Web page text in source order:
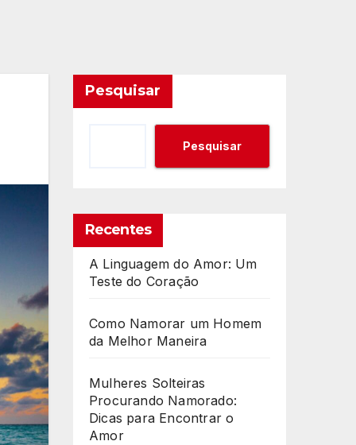
Pesquisar
Pesquisar
Recentes
A Linguagem do Amor: Um
Teste do Coração
Como Namorar um Homem
da Melhor Maneira
Mulheres Solteiras
Procurando Namorado:
Dicas para Encontrar o
Amor